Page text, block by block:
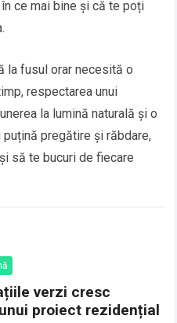
ce mai bine și că te poți
la fusul orar necesită o
respectarea unui
la lumină naturală și o
puțină pregătire și răbdare,
să te bucuri de fiecare
verzi cresc
proiect rezidențial